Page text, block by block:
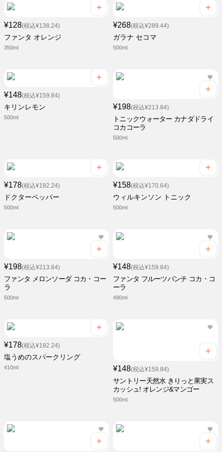
¥128(税込¥138.24)
ファンタ オレンジ
350ml
¥268(税込¥289.44)
ガラナ セコマ
500ml
¥148(税込¥159.84)
キリンレモン
500ml
¥198(税込¥213.84)
トニックウォーター カナダドライ
コカコーラ
500ml
¥178(税込¥192.24)
ドクターペッパー
500ml
¥158(税込¥170.64)
ウィルキンソン トニック
500ml
¥198(税込¥213.84)
ファンタ メロンソーダ コカ・コー
ラ
500ml
¥148(税込¥159.84)
ファンタ フルーツパンチ コカ・コ
ーラ
490ml
¥178(税込¥192.24)
塩うめのスパークリング
410ml ¥148(税込¥159.84)
サントリー天然水 きりっと果実ス
カッシュ! オレンジ&マンゴー
500ml